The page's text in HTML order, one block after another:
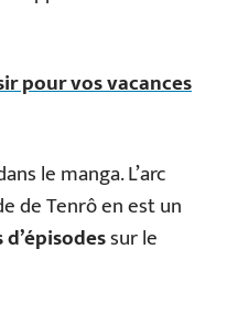
pour vos vacances
le manga. L’arc
de Tenrô en est un
sur le